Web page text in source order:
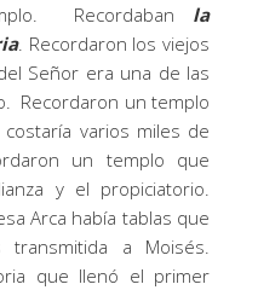
Recordaban la
. Recordaron los viejos
Señor era una de las
Recordaron un templo
varios miles de
un templo que
y el propiciatorio.
Arca había tablas que
a Moisés.
que llenó el primer